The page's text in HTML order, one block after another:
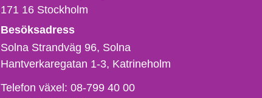
171 16 Stockholm
Besöksadress
Solna Strandväg 96, Solna
Hantverkaregatan 1-3 Katrineholm
Telefon,
Telefon växel:08-799 40 00